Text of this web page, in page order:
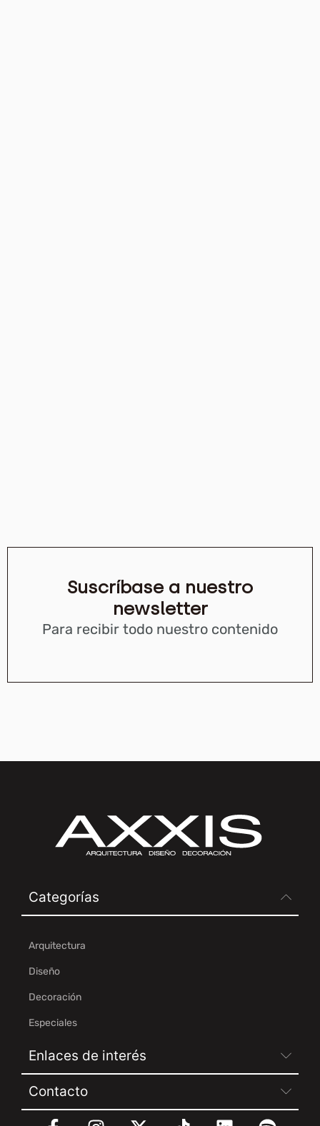
Suscríbase a nuestro
newsletter
Para recibir todo nuestro contenido
Categorías
Arquitectura
Diseño
Decoración
Especiales
Enlaces de interés
Contacto